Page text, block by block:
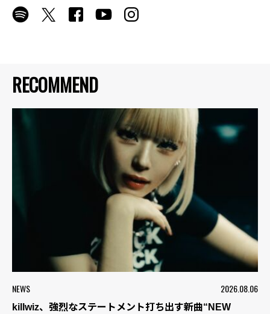
RECOMMEND
NEWS 2026.08.06
killwiz、強烈なステートメント打ち出す新曲“NEW